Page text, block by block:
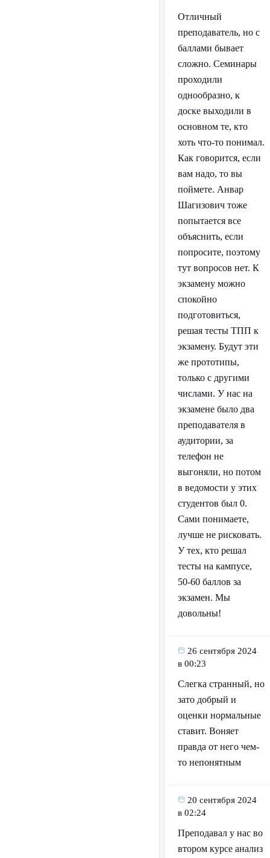
Отличный
преподаватель, но с
баллами бывает
сложно. Семинары
проходили
однообразно, к
доске выходили в
основном те, кто
хоть что-то понимал.
Как говорится, если
вам надо, то вы
поймете. Анвар
Шагизович тоже
попытается все
объяснить, если
попросите, поэтому
тут вопросов нет. К
экзамену можно
спокойно
подготовиться,
решая тесты ТПП к
экзамену. Будут эти
же прототипы,
только с другими
числами. У нас на
экзамене было два
преподавателя в
аудитории, за
телефон не
выгоняли, но потом
в ведомости у этих
студентов был 0.
Сами понимаете,
лучше не рисковать.
У тех, кто решал
тесты на кампусе,
50-60 баллов за
экзамен. Мы
довольны!
26 сентября 2024
в 00:23
Слегка странный, но
зато добрый и
оценки нормальные
ставит. Воняет
правда от него чем-
то непонятным
20 сентября 2024
в 02:24
Преподавал у нас во
втором курсе анализ